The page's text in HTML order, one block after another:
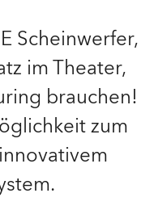
Scheinwerfer,
im Theater,
brauchen!
zum